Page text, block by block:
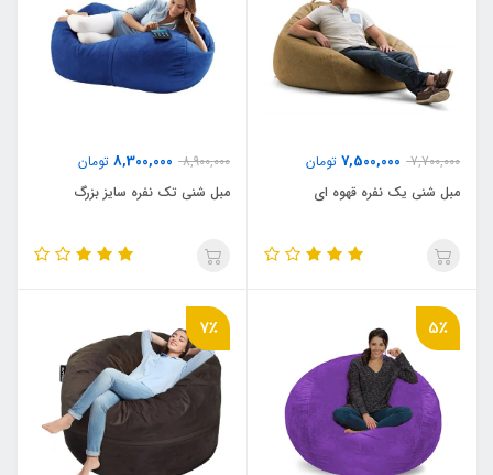
7,700,000
7,500,000 تومان
مبل شنی یک نفره قهوه ای
8,900,000
8,300,000 تومان
مبل شنی تک نفره سایز بزرگ
5٪ 7٪